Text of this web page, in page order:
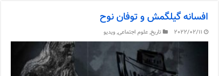
افسانه گیلگمش و توفان نوح
2022/02/11 تاریخ,علوم اجتماعی,ویدیو